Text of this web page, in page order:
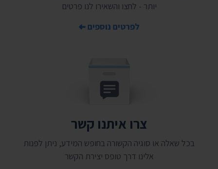
יותר - לחצו והשאירו לנו פרטים
לפרטים נוספים
צרו איתנו קשר
בכל שאלה או סוגיה הקשורה בחופש המידע, ניתן לפנות
אלינו דרך טופס יצירת הקשר